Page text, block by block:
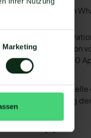
Marketing
dem herkömmlichen
um die
eine Integration
über 6.000
auch B2Chat !
API
wie die Einrichtung